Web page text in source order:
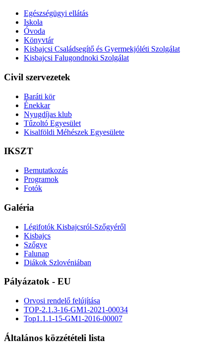
Egészségügyi ellátás
Iskola
Óvoda
Könyvtár
Kisbajcsi Családsegítő és Gyermekjóléti Szolgálat
Kisbajcsi Falugondnoki Szolgálat
Civil szervezetek
Baráti kör
Énekkar
Nyugdíjas klub
Tűzoltó Egyesület
Kisalföldi Méhészek Egyesülete
IKSZT
Bemutatkozás
Programok
Fotók
Galéria
Légifotók Kisbajcsról-Szőgyéről
Kisbajcs
Szőgye
Falunap
Diákok Szlovéniában
Pályázatok - EU
Orvosi rendelő felújítása
TOP-2.1.3-16-GM1-2021-00034
Top1.1.1-15-GM1-2016-00007
Általános közzétételi lista